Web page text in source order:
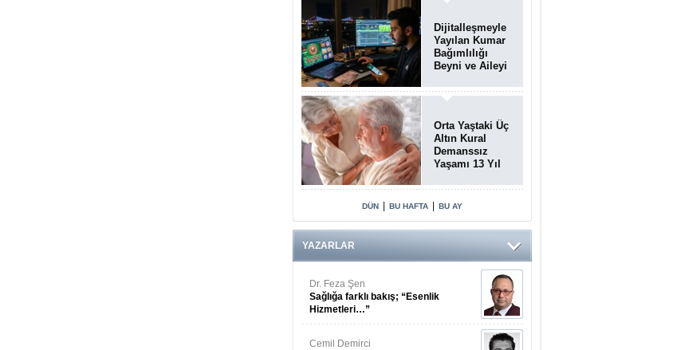
Dijitalleşmeyle
Yayılan Kumar
Bağımlılığı
Beyni ve Aileyi
Uğratıyor
Orta Yaştaki Üç
Altın Kural
Demanssız
Yaşamı 13 Yıl
DÜN BU HAFTA BU AY
YAZARLAR
Dr. Feza Şen
Sağlığa farklı bakış; “Esenlik
Hizmetleri…”
Cemil Demirci